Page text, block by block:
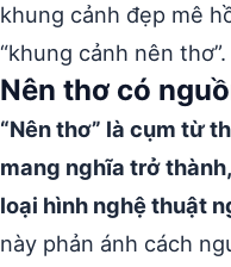
khung cảnh đẹp mê
“khung cảnh nên thơ”.
Nên thơ có
“Nên thơ” là cụm từ
mang nghĩa trở
loại hình nghệ thuật
này phản ánh cách